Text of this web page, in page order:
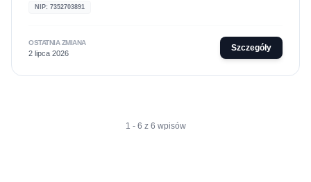
NIP: 7352703891
OSTATNIA ZMIANA
2 lipca 2026
Szczegóły
1 - 6 z 6 wpisów